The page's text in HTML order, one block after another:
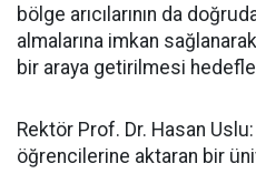
bölge arıcılarının da
almalarına imkan
bir araya getirilmesi
Rektör Prof. Dr. Hasan
öğrencilerine aktaran bir